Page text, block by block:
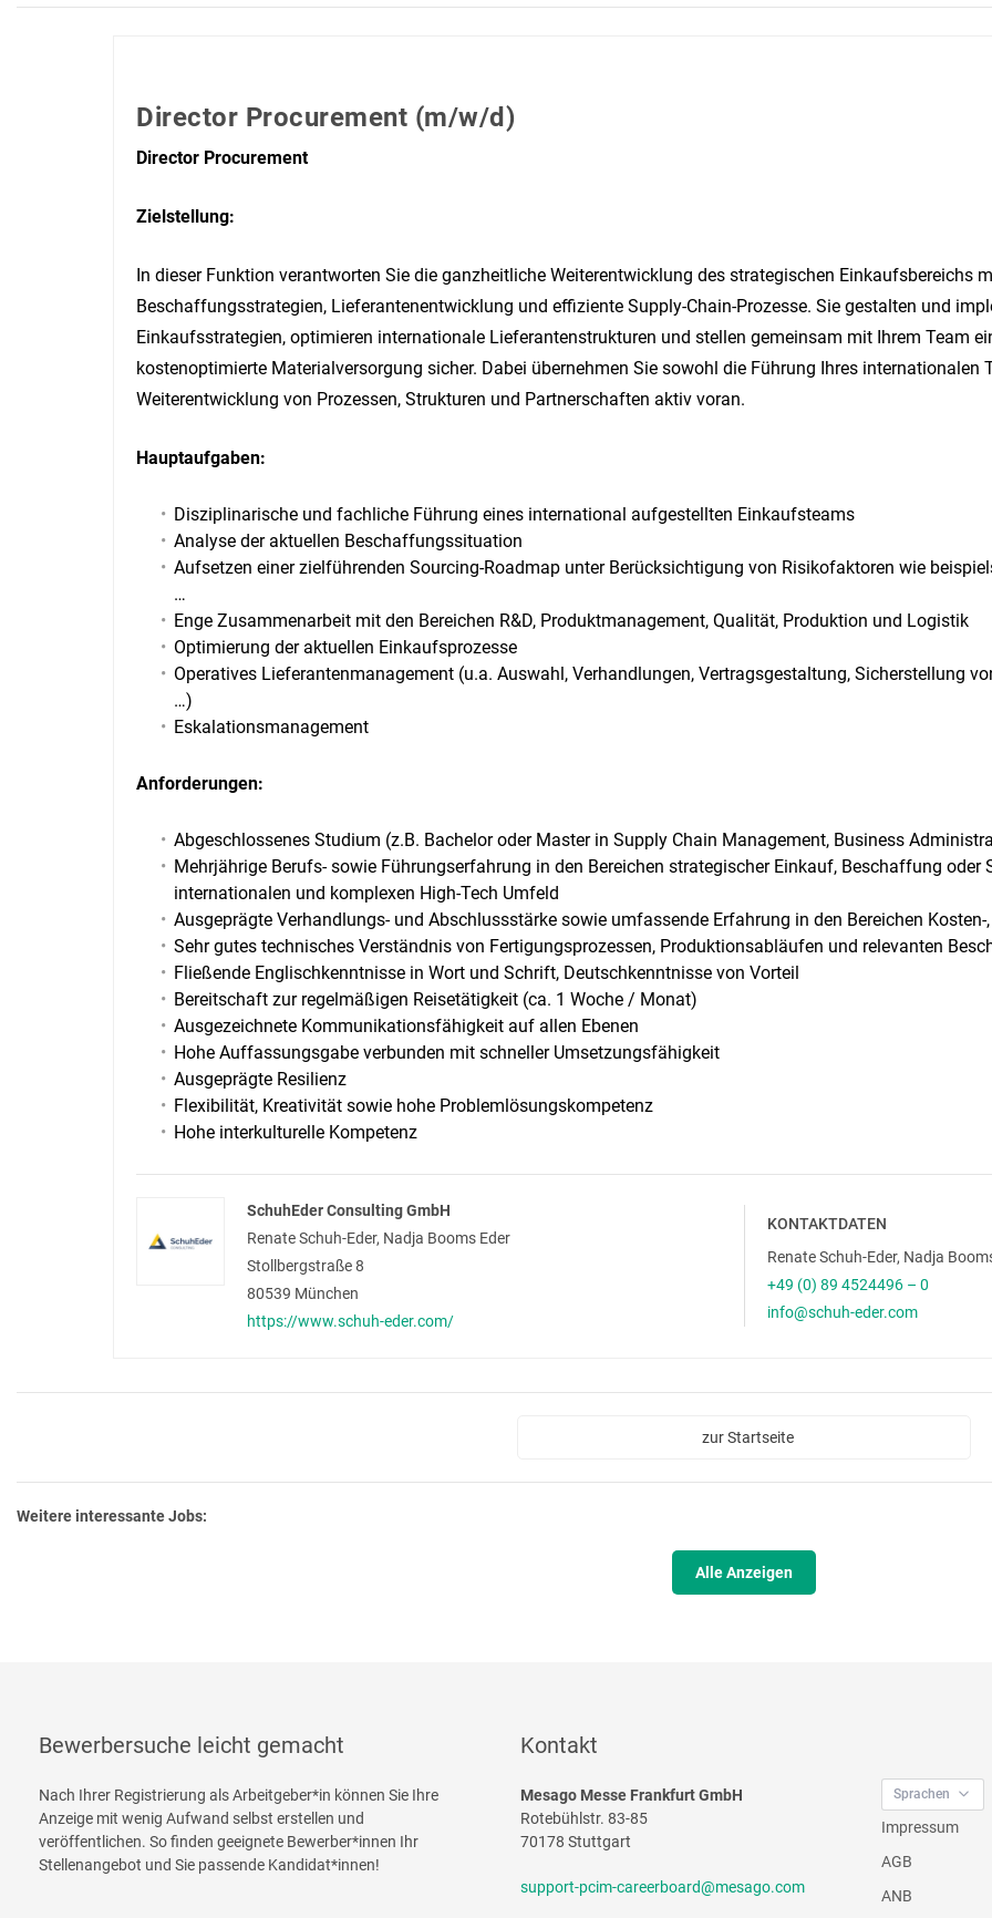
Director Procurement (m/w/d)
Director Procurement
Zielstellung:
In dieser Funktion verantworten Sie die ganzheitliche Weiterentwicklung des strategischen Einkaufsbereichs
Beschaffungsstrategien, Lieferantenentwicklung und effiziente Supply-Chain-Prozesse. Sie gestalten und
Einkaufsstrategien, optimieren internationale Lieferantenstrukturen und stellen gemeinsam mit Ihrem Team
kostenoptimierte Materialversorgung sicher. Dabei übernehmen Sie sowohl die Führung Ihres internationalen
Weiterentwicklung von Prozessen, Strukturen und Partnerschaften aktiv voran.
Hauptaufgaben:
Disziplinarische und fachliche Führung eines international aufgestellten Einkaufsteams
Analyse der aktuellen Beschaffungssituation
Aufsetzen einer zielführenden Sourcing-Roadmap unter Berücksichtigung von Risikofaktoren wie
…
Enge Zusammenarbeit mit den Bereichen R&D, Produktmanagement, Qualität, Produktion und Logistik
Optimierung der aktuellen Einkaufsprozesse
Operatives Lieferantenmanagement (u.a. Auswahl, Verhandlungen, Vertragsgestaltung, Sicherstellung
…)
Eskalationsmanagement
Anforderungen:
Abgeschlossenes Studium (z.B. Bachelor oder Master in Supply Chain Management, Business
Mehrjährige Berufs- sowie Führungserfahrung in den Bereichen strategischer Einkauf, Beschaffung
internationalen und komplexen High-Tech Umfeld
Ausgeprägte Verhandlungs- und Abschlussstärke sowie umfassende Erfahrung in den Bereichen
Sehr gutes technisches Verständnis von Fertigungsprozessen, Produktionsabläufen und relevanten
Fließende Englischkenntnisse in Wort und Schrift, Deutschkenntnisse von Vorteil
Bereitschaft zur regelmäßigen Reisetätigkeit (ca. 1 Woche / Monat)
Ausgezeichnete Kommunikationsfähigkeit auf allen Ebenen
Hohe Auffassungsgabe verbunden mit schneller Umsetzungsfähigkeit
Ausgeprägte Resilienz
Flexibilität, Kreativität sowie hohe Problemlösungskompetenz
Hohe interkulturelle Kompetenz
SchuhEder Consulting GmbH
Renate Schuh-Eder, Nadja Booms Eder
Stollbergstraße 8
80539 München
https://www.schuh-eder.com/
KONTAKTDATEN
Renate Schuh-Eder, Nadja
+49 (0) 89 4524496 – 0
info@schuh-eder.com
zur Startseite
Weitere interessante Jobs:
Alle Anzeigen
Bewerbersuche leicht gemacht
Nach Ihrer Registrierung als Arbeitgeber*in können Sie Ihre
Anzeige mit wenig Aufwand selbst erstellen und
veröffentlichen. So finden geeignete Bewerber*innen Ihr
Stellenangebot und Sie passende Kandidat*innen!
Kontakt
Mesago Messe Frankfurt GmbH
Rotebühlstr. 83-85
70178 Stuttgart
support-pcim-careerboard@mesago.com
Sprachen
Impressum
AGB
ANB